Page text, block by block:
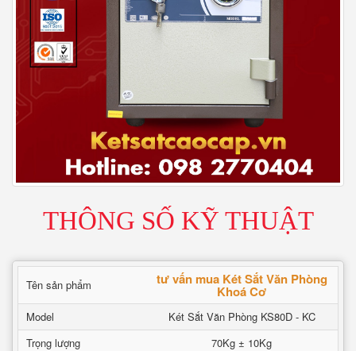
THÔNG SỐ KỸ THUẬT
Tên sản phẩm tư vấn mua Két Sắt Văn Phòng
Khoá Cơ
Model
Két Sắt Văn Phòng KS80D - KC
Trọng lượng
70Kg ± 10Kg